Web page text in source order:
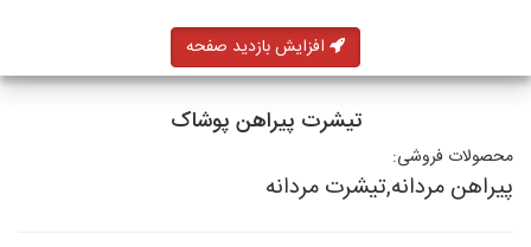
افزایش بازدید صفحه
تیشرت پیراهن پوشاک
محصولات فروشی:
پیراهن مردانه,تیشرت مردانه